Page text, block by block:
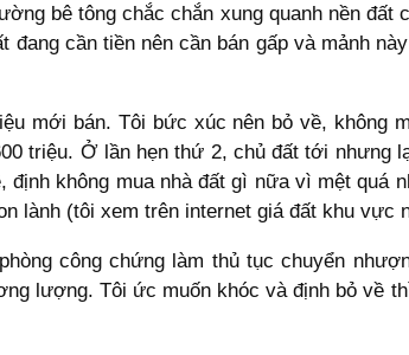
bê tông chắc chắn xung quanh nền đất
cần tiền nên cần bán gấp và mảnh
mới bán. Tôi bức xúc nên bỏ về, không
triệu. Ở lần hẹn thứ 2, chủ đất tới nhưng
không mua nhà đất gì nữa vì mệt quá
lành (tôi xem trên internet giá đất khu vực
công chứng làm thủ tục chuyển
lượng. Tôi ức muốn khóc và định bỏ về